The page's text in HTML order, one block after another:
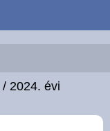
/ 2024. évi